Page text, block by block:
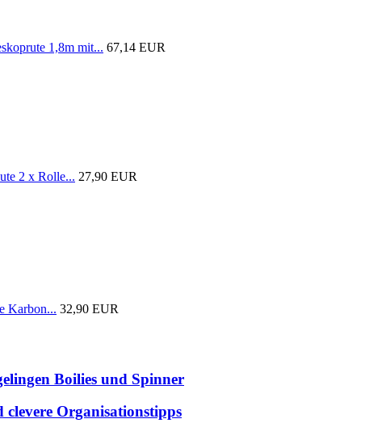
1,8m mit... 67,14 EUR
2 x Rolle... 27,90 EUR
Karbon... 32,90 EUR
Boilies und Spinner
Organisationstipps